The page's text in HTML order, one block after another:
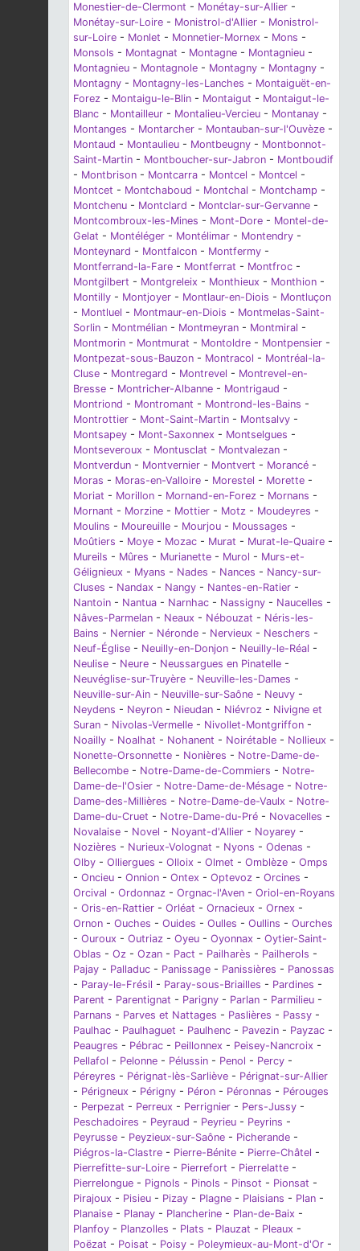
Monestier-de-Clermont - Monétay-sur-Allier -
Monétay-sur-Loire - Monistrol-d'Allier - Monistrol-
sur-Loire - Monlet - Monnetier-Mornex - Mons -
Monsols - Montagnat - Montagne - Montagnieu -
Montagnieu - Montagnole - Montagny - Montagny -
Montagny - Montagny-les-Lanches - Montaiguët-en-
Forez - Montaigu-le-Blin - Montaigut - Montaigut-le-
Blanc - Montailleur - Montalieu-Vercieu - Montanay -
Montanges - Montarcher - Montauban-sur-l'Ouvèze -
Montaud - Montaulieu - Montbeugny - Montbonnot-
Saint-Martin - Montboucher-sur-Jabron - Montboudif
- Montbrison - Montcarra - Montcel - Montcel -
Montcet - Montchaboud - Montchal - Montchamp -
Montchenu - Montclard - Montclar-sur-Gervanne -
Montcombroux-les-Mines - Mont-Dore - Montel-de-
Gelat - Montéléger - Montélimar - Montendry -
Monteynard - Montfalcon - Montfermy -
Montferrand-la-Fare - Montferrat - Montfroc -
Montgilbert - Montgreleix - Monthieux - Monthion -
Montilly - Montjoyer - Montlaur-en-Diois - Montluçon
- Montluel - Montmaur-en-Diois - Montmelas-Saint-
Sorlin - Montmélian - Montmeyran - Montmiral -
Montmorin - Montmurat - Montoldre - Montpensier -
Montpezat-sous-Bauzon - Montracol - Montréal-la-
Cluse - Montregard - Montrevel - Montrevel-en-
Bresse - Montricher-Albanne - Montrigaud -
Montriond - Montromant - Montrond-les-Bains -
Montrottier - Mont-Saint-Martin - Montsalvy -
Montsapey - Mont-Saxonnex - Montselgues -
Montseveroux - Montusclat - Montvalezan -
Montverdun - Montvernier - Montvert - Morancé -
Moras - Moras-en-Valloire - Morestel - Morette -
Moriat - Morillon - Mornand-en-Forez - Mornans -
Mornant - Morzine - Mottier - Motz - Moudeyres -
Moulins - Moureuille - Mourjou - Moussages -
Moûtiers - Moye - Mozac - Murat - Murat-le-Quaire -
Mureils - Mûres - Murianette - Murol - Murs-et-
Gélignieux - Myans - Nades - Nances - Nancy-sur-
Cluses - Nandax - Nangy - Nantes-en-Ratier -
Nantoin - Nantua - Narnhac - Nassigny - Naucelles -
Nâves-Parmelan - Neaux - Nébouzat - Néris-les-
Bains - Nernier - Néronde - Nervieux - Neschers -
Neuf-Église - Neuilly-en-Donjon - Neuilly-le-Réal -
Neulise - Neure - Neussargues en Pinatelle -
Neuvéglise-sur-Truyère - Neuville-les-Dames -
Neuville-sur-Ain - Neuville-sur-Saône - Neuvy -
Neydens - Neyron - Nieudan - Niévroz - Nivigne et
Suran - Nivolas-Vermelle - Nivollet-Montgriffon -
Noailly - Noalhat - Nohanent - Noirétable - Nollieux -
Nonette-Orsonnette - Nonières - Notre-Dame-de-
Bellecombe - Notre-Dame-de-Commiers - Notre-
Dame-de-l'Osier - Notre-Dame-de-Mésage - Notre-
Dame-des-Millières - Notre-Dame-de-Vaulx - Notre-
Dame-du-Cruet - Notre-Dame-du-Pré - Novacelles -
Novalaise - Novel - Noyant-d'Allier - Noyarey -
Nozières - Nurieux-Volognat - Nyons - Odenas -
Olby - Olliergues - Olloix - Olmet - Omblèze - Omps
- Oncieu - Onnion - Ontex - Optevoz - Orcines -
Orcival - Ordonnaz - Orgnac-l'Aven - Oriol-en-Royans
- Oris-en-Rattier - Orléat - Ornacieux - Ornex -
Ornon - Ouches - Ouides - Oulles - Oullins - Ourches
- Ouroux - Outriaz - Oyeu - Oyonnax - Oytier-Saint-
Oblas - Oz - Ozan - Pact - Pailharès - Pailherols -
Pajay - Palladuc - Panissage - Panissières - Panossas
- Paray-le-Frésil - Paray-sous-Briailles - Pardines -
Parent - Parentignat - Parigny - Parlan - Parmilieu -
Parnans - Parves et Nattages - Paslières - Passy -
Paulhac - Paulhaguet - Paulhenc - Pavezin - Payzac -
Peaugres - Pébrac - Peillonnex - Peisey-Nancroix -
Pellafol - Pelonne - Pélussin - Penol - Percy -
Péreyres - Pérignat-lès-Sarliève - Pérignat-sur-Allier
- Périgneux - Périgny - Péron - Péronnas - Pérouges
- Perpezat - Perreux - Perrignier - Pers-Jussy -
Peschadoires - Peyraud - Peyrieu - Peyrins -
Peyrusse - Peyzieux-sur-Saône - Picherande -
Piégros-la-Clastre - Pierre-Bénite - Pierre-Châtel -
Pierrefitte-sur-Loire - Pierrefort - Pierrelatte -
Pierrelongue - Pignols - Pinols - Pinsot - Pionsat -
Pirajoux - Pisieu - Pizay - Plagne - Plaisians - Plan -
Planaise - Planay - Plancherine - Plan-de-Baix -
Planfoy - Planzolles - Plats - Plauzat - Pleaux -
Poëzat - Poisat - Poisy - Poleymieux-au-Mont-d'Or -